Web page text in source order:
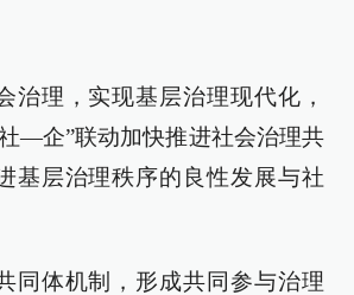
治理，实现基层治理现代化，
—企”联动加快推进社会治理共
基层治理秩序的良性发展与社
同体机制，形成共同参与治理